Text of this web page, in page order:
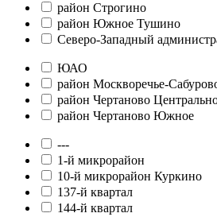
район Строгино
район Южное Тушино
Северо-Западный
ЮАО
район Москворечье-
район Чертаново
район Чертаново Южное
---
1-й микрорайон
10-й микрорайон Куркино
137-й квартал
144-й квартал